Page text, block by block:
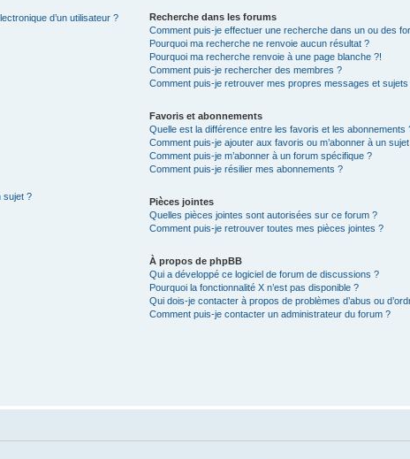
d’un utilisateur ?
sujet ?
Recherche dans les forums
Comment puis-je effectuer une recherche dans un ou des
Pourquoi ma recherche ne renvoie aucun résultat ?
Pourquoi ma recherche renvoie à une page blanche ?!
Comment puis-je rechercher des membres ?
Comment puis-je retrouver mes propres messages et sujets
Favoris et abonnements
Quelle est la différence entre les favoris et les abonnements
Comment puis-je ajouter aux favoris ou m’abonner à un
Comment puis-je m’abonner à un forum spécifique ?
Comment puis-je résilier mes abonnements ?
Pièces jointes
Quelles pièces jointes sont autorisées sur ce forum ?
Comment puis-je retrouver toutes mes pièces jointes ?
À propos de phpBB
Qui a développé ce logiciel de forum de discussions ?
Pourquoi la fonctionnalité X n’est pas disponible ?
Qui dois-je contacter à propos de problèmes d’abus ou
Comment puis-je contacter un administrateur du forum ?